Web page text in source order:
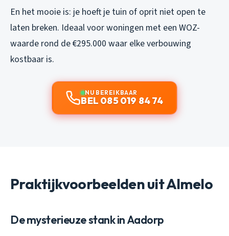
En het mooie is: je hoeft je tuin of oprit niet open te
laten breken. Ideaal voor woningen met een WOZ-
waarde rond de €295.000 waar elke verbouwing
kostbaar is.
NU BEREIKBAAR
BEL 085 019 84 74
Praktijkvoorbeelden uit Almelo
De mysterieuze stank in Aadorp